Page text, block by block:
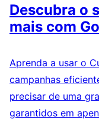
Descubra o
mais com
Aprenda a usar o
campanhas
precisar de uma
garantidos em